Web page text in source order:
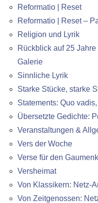
Reformatio | Reset
Reformatio | Reset –
Religion und Lyrik
Rückblick auf 25
Galerie
Sinnliche Lyrik
Starke Stücke, starke
Statements: Quo
Übersetzte Gedichte:
Veranstaltungen &
Vers der Woche
Verse für den
Versheimat
Von Klassikern: Netz-
Von Zeitgenossen: